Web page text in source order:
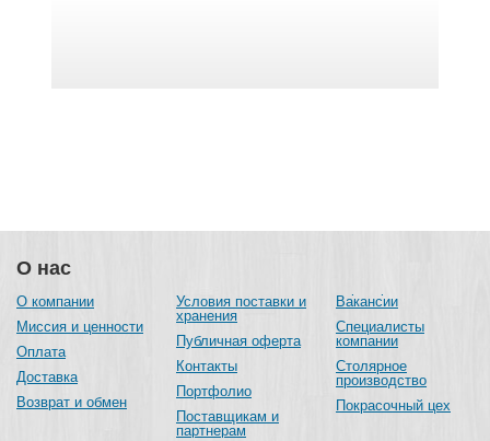
О нас
О компании
Миссия и ценности
Оплата
Доставка
Возврат и обмен
Условия поставки и
хранения
Публичная оферта
Контакты
Портфолио
Поставщикам и
партнерам
Вакансии
Специалисты
компании
Столярное
производство
Покрасочный цех